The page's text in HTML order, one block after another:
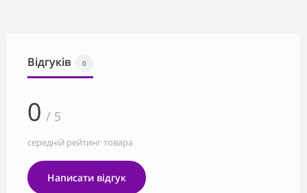
Відгуків 0
0 / 5
середній рейтинг товара
Написати відгук